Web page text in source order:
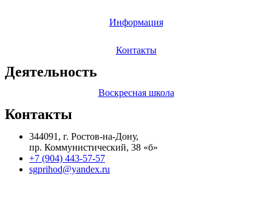
Информация
Контакты
Деятельность
Воскресная школа
Контакты
344091, г. Ростов-на-Дону,
пр. Коммунистический, 38 «б»
+7 (904) 443-57-57
sgprihod@yandex.ru